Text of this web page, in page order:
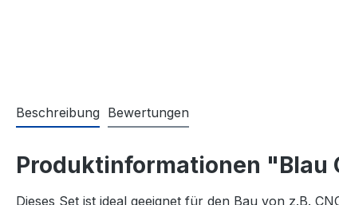
Beschreibung Bewertungen
Produktinformationen "Blau
Dieses Set ist ideal geeignet für den Bau von z.B.